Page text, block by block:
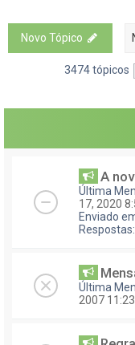
Novo Tópico
3474 tópicos
A
Última
17, 2020
Enviado
Respostas:
Última
2007